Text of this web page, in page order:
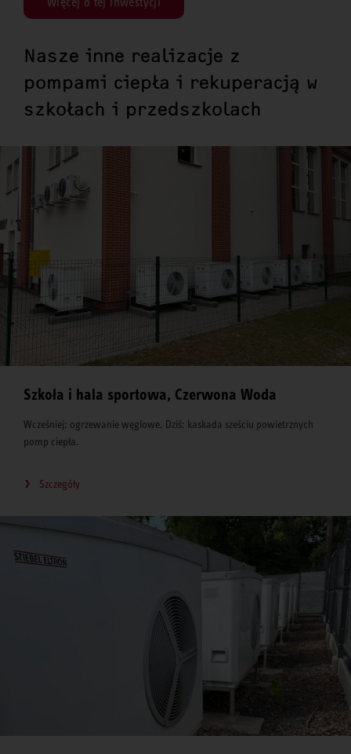
Nasze inne realizacje z
pompami ciepła i rekuperacją w
szkołach i przedszkolach
Szkoła i hala sportowa, Czerwona Woda
Wcześniej: ogrzewanie węglowe. Dziś: kaskada sześciu powietrznych
pomp ciepła.
Szczegóły